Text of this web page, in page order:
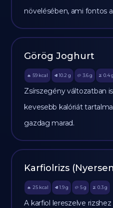
növelésében, ami fontos
Görög Joghurt
🔥 59 kcal 🥩 10.2 g 🥔 3.6g 🫒 0.4 g
Zsírszegény változatban
kevesebb kalóriát
gazdag marad.
Karfiolrizs
🔥 25 kcal 🥩 1.9 g 🥔 5g 🫒 0.3 g
A karfiol lereszelve